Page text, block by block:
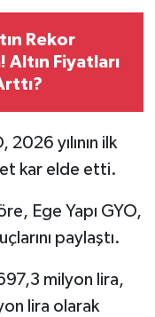
Rekor
Altın Fiyatları
2026 yılının ilk
kar elde etti.
Ege Yapı GYO,
paylaştı.
milyon lira,
lira olarak